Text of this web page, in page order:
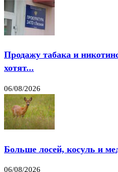
Продажу табака и
хотят...
06/08/2026
Больше лосей, косуль и
06/08/2026